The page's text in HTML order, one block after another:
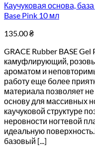
Каучуковая основа,
Base Pink 10 мл
135.00₴
GRACE Rubber BASE
камуфлирующий,
ароматом и
работу еще более
материала позволяет
основу для массивных
каучуковой структуре
неровности ногтевой
идеальную
базовый [...]